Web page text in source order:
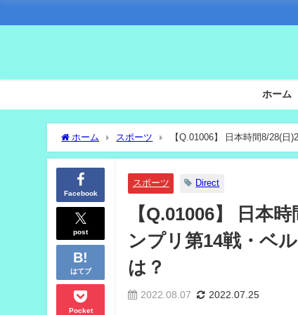
ホーム
ホーム スポーツ
【Q.01006】 日本時間8/28(日
の順位は？
Facebook
post
はてブ
Pocket
スポーツ Direct
【Q.01006】 日本
ンプリ第14戦・ベ
は？
2022.08.07 2022.07.25